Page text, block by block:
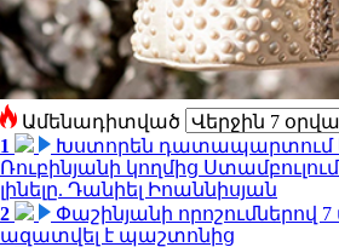
Ամենադիտված
1
Խստորեն դատապարտում
Ռուբինյանի կողմից
լինելը. Դանիել Իոաննիսյան
2
Փաշինյանի որոշումներով
ազատվել է պաշտոնից